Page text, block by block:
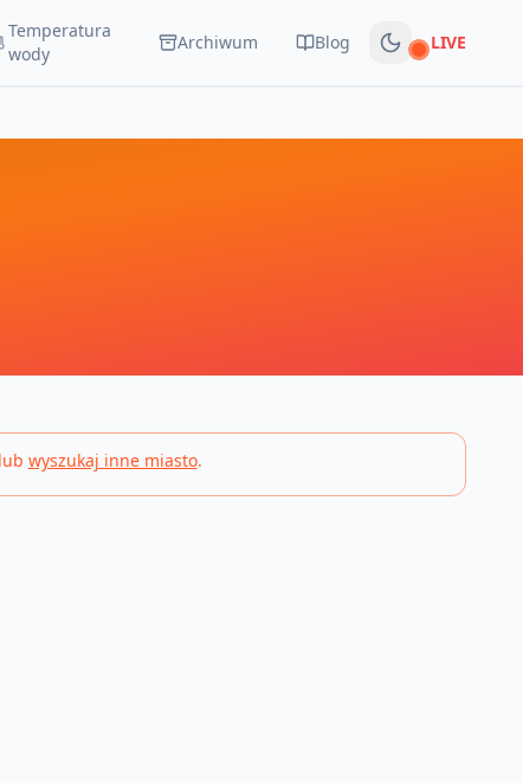
Temperatura
wody
Archiwum Blog Na żywo
LIVE
wyszukaj inne miasto.